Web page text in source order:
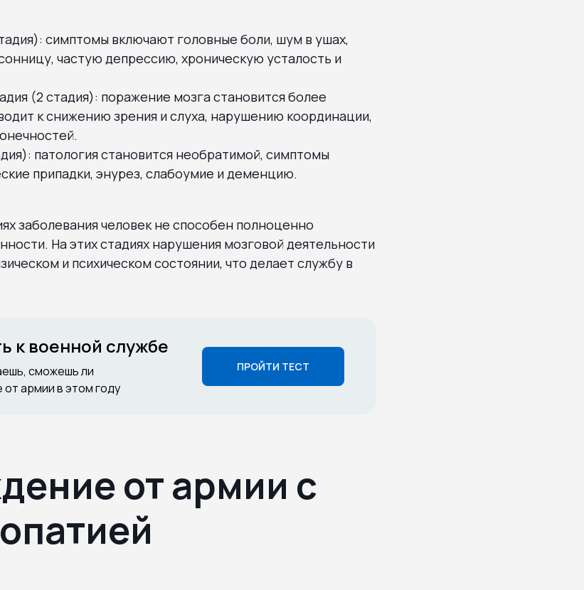
симптомы включают головные боли, шум в ушах,
частую депрессию, хроническую усталость и
(2 стадия): поражение мозга становится более
к снижению зрения и слуха, нарушению координации,
патология становится необратимой, симптомы
припадки, энурез, слабоумие и деменцию.
заболевания человек не способен полноценно
На этих стадиях нарушения мозговой деятельности
и психическом состоянии, что делает службу в
ПРОЙТИ ТЕСТ
к военной службе
сможешь ли
армии в этом году
от армии с